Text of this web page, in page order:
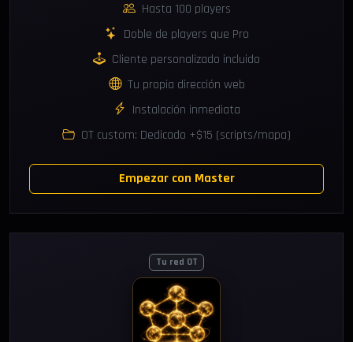
Hasta 100 players
Doble de players que Pro
Cliente personalizado incluido
Tu propia dirección web
Instalación inmediata
OT custom: Dedicado +$15 (scripts/mapa)
Empezar con Master
Tu red OT